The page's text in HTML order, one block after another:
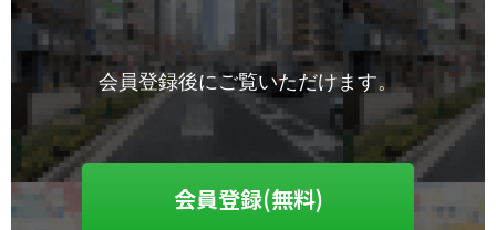
会員登録後にご覧いただけます。
会員登録(無料)